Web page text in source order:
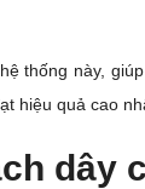
thống này,
hiệu quả cao
dây